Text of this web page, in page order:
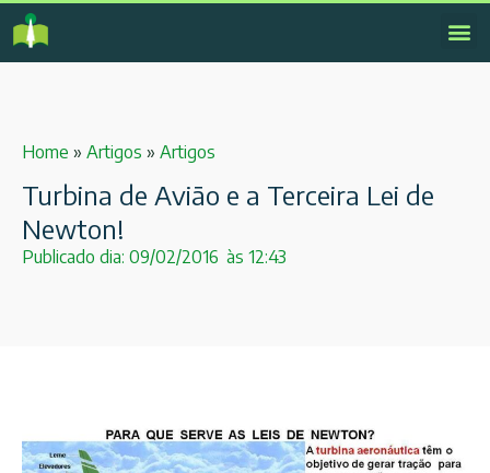
Home » Artigos » Artigos
Turbina de Avião e a Terceira Lei de
Newton!
Publicado dia: 09/02/2016 às 12:43